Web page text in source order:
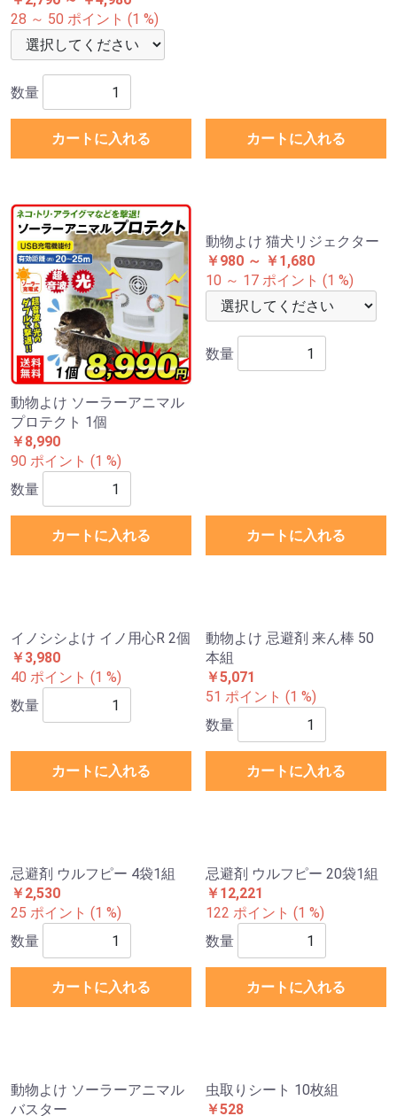
28 ～ 50 ポイント (1 %)
数量
カートに入れる カートに入れる
動物よけ ソーラーアニマル
プロテクト 1個
￥8,990
90 ポイント (1 %)
数量
カートに入れる
動物よけ 猫犬リジェクター
￥980 ～ ￥1,680
10 ～ 17 ポイント (1 %)
数量
カートに入れる
イノシシよけ イノ用心R 2個
￥3,980
40 ポイント (1 %)
数量
カートに入れる
動物よけ 忌避剤 来ん棒 50
本組
￥5,071
51 ポイント (1 %)
数量
カートに入れる
忌避剤 ウルフピー 4袋1組
￥2,530
25 ポイント (1 %)
数量
カートに入れる
忌避剤 ウルフピー 20袋1組
￥12,221
122 ポイント (1 %)
数量
カートに入れる
動物よけ ソーラーアニマル
バスター
虫取りシート 10枚組
￥528